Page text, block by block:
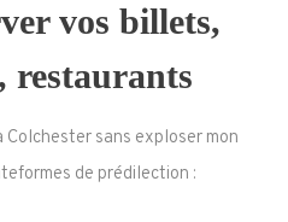
vos billets,
restaurants
Colchester sans exploser mon
de prédilection :